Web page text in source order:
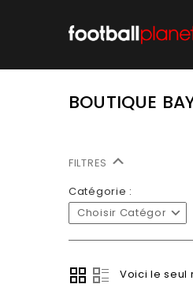
BOUTIQUE
FILTRES
Catégorie :
Choisir Catégorie
Voici le seul